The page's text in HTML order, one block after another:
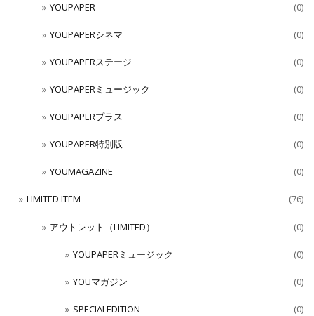
YOUPAPER (0)
YOUPAPERシネマ (0)
YOUPAPERステージ (0)
YOUPAPERミュージック (0)
YOUPAPERプラス (0)
YOUPAPER特別版 (0)
YOUMAGAZINE (0)
LIMITED ITEM (76)
アウトレット（LIMITED） (0)
YOUPAPERミュージック (0)
YOUマガジン (0)
SPECIALEDITION (0)